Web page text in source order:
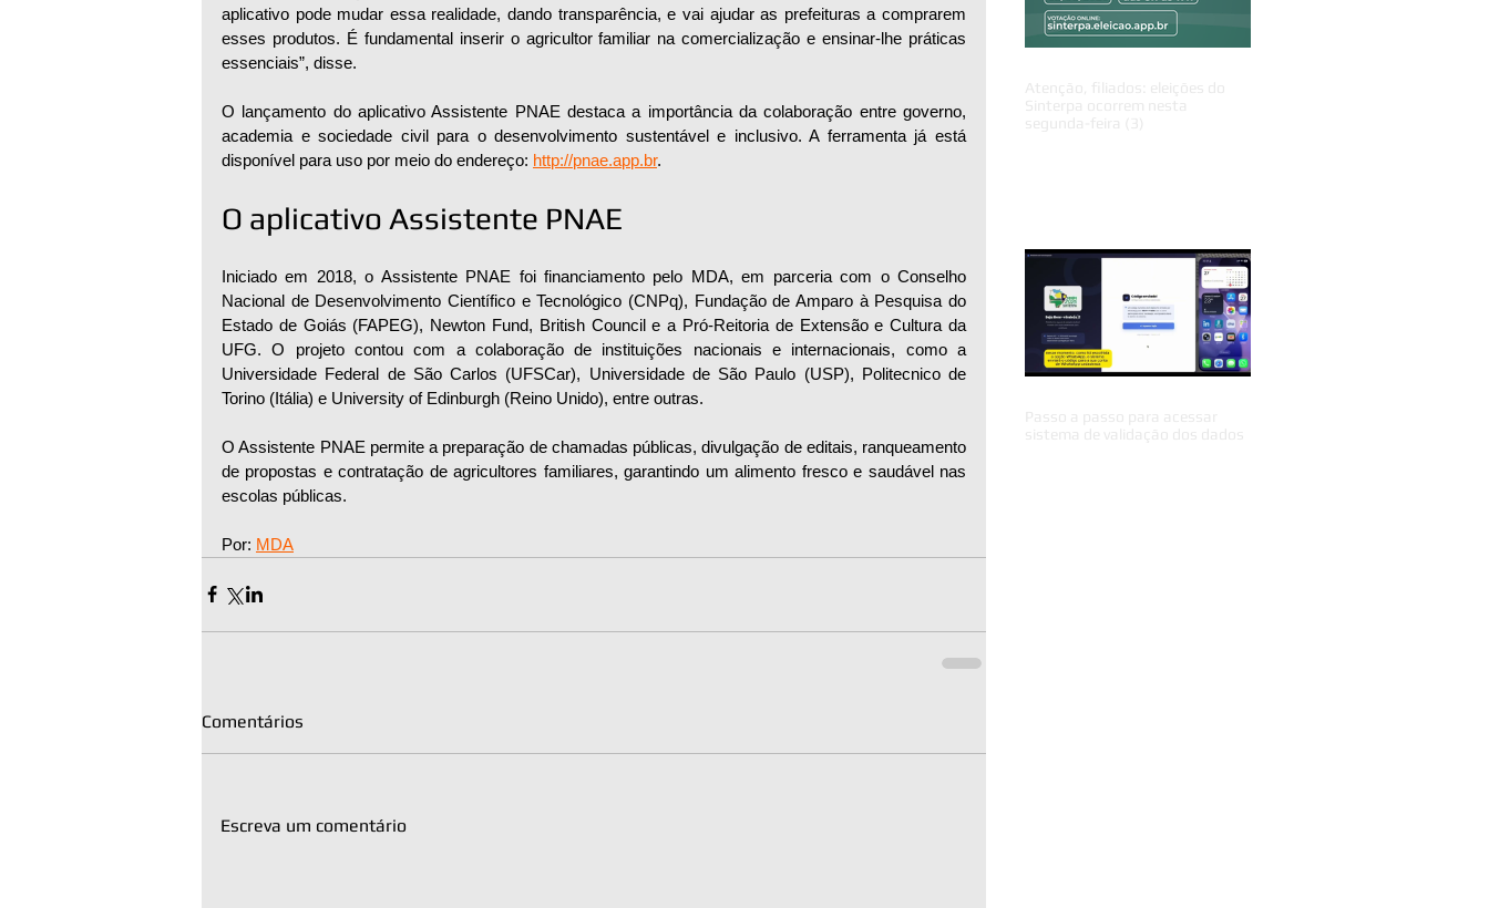
aplicativo pode mudar essa realidade, dando transparência, e vai ajudar as prefeituras a comprarem
esses produtos. É fundamental inserir o agricultor familiar na comercialização e ensinar-lhe práticas
essenciais”, disse.
O lançamento do aplicativo Assistente PNAE destaca a importância da colaboração entre governo,
academia e sociedade civil para o desenvolvimento sustentável e inclusivo. A ferramenta já está
disponível para uso por meio do endereço: http://pnae.app.br.
O aplicativo Assistente PNAE
Iniciado em 2018, o Assistente PNAE foi financiamento pelo MDA, em parceria com o Conselho
Nacional de Desenvolvimento Científico e Tecnológico (CNPq), Fundação de Amparo à Pesquisa do
Estado de Goiás (FAPEG), Newton Fund, British Council e a Pró-Reitoria de Extensão e Cultura da
UFG. O projeto contou com a colaboração de instituições nacionais e internacionais, como a
Universidade Federal de São Carlos (UFSCar), Universidade de São Paulo (USP), Politecnico de
Torino (Itália) e University of Edinburgh (Reino Unido), entre outras.
O Assistente PNAE permite a preparação de chamadas públicas, divulgação de editais, ranqueamento
de propostas e contratação de agricultores familiares, garantindo um alimento fresco e saudável nas
escolas públicas.
Por: MDA
Comentários
Escreva um comentário